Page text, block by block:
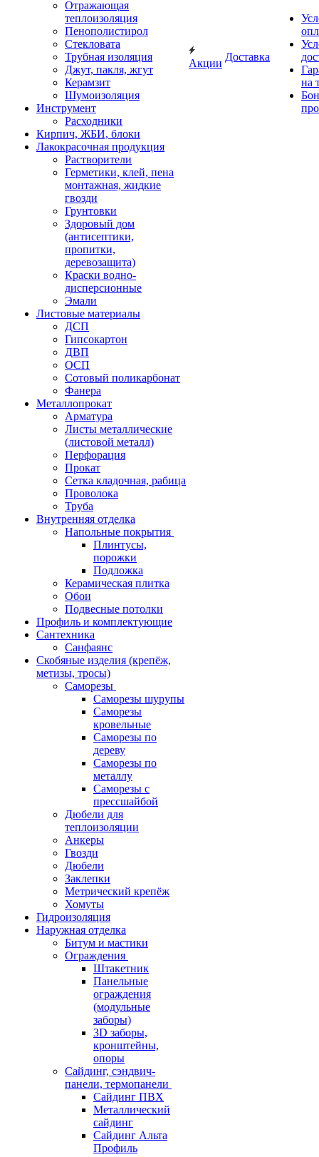
Отражающая
теплоизоляция
Пенополистирол
Стекловата
Трубная изоляция
Джут, пакля, жгут
Керамзит
Шумоизоляция
Инструмент
Расходники
Кирпич, ЖБИ, блоки
Лакокрасочная продукция
Растворители
Герметики, клей, пена
монтажная, жидкие
гвозди
Грунтовки
Здоровый дом
(антисептики,
пропитки,
деревозащита)
Краски водно-
дисперсионные
Эмали
Листовые материалы
ДСП
Гипсокартон
ДВП
ОСП
Сотовый поликарбонат
Фанера
Металлопрокат
Арматура
Листы металлические
(листовой металл)
Перфорация
Прокат
Сетка кладочная, рабица
Проволока
Труба
Внутренняя отделка
Напольные покрытия
Плинтусы,
порожки
Подложка
Керамическая плитка
Обои
Подвесные потолки
Профиль и комплектующие
Сантехника
Санфаянс
Скобяные изделия (крепёж,
метизы, тросы)
Саморезы
Саморезы шурупы
Саморезы
кровельные
Саморезы по
дереву
Саморезы по
металлу
Саморезы с
прессшайбой
Дюбели для
теплоизоляции
Анкеры
Гвозди
Дюбели
Заклепки
Метрический крепёж
Хомуты
Гидроизоляция
Наружная отделка
Битум и мастики
Ограждения
Штакетник
Панельные
ограждения
(модульные
заборы)
3D заборы,
кронштейны,
опоры
Cайдинг, сэндвич-
панели, термопанели
Сайдинг ПВХ
Металлический
сайдинг
Сайдинг Альта
Профиль
Акции
Доставка
на